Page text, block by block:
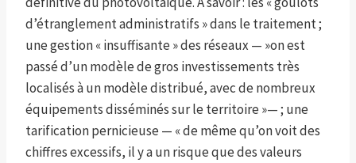
d’étranglement administratifs » dans le traitement ;
une gestion « insuffisante » des réseaux — »on est
passé d’un modèle de gros investissements très
localisés à un modèle distribué, avec de nombreux
équipements disséminés sur le territoire »— ; une
tarification pernicieuse — « de même qu’on voit des
chiffres excessifs, il y a un risque que des valeurs